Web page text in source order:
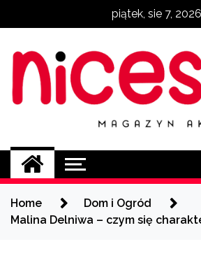
piątek, sie 7, 2026
magazyn aktualności
Home
Dom i Ogród
Malina Delniwa – czym się